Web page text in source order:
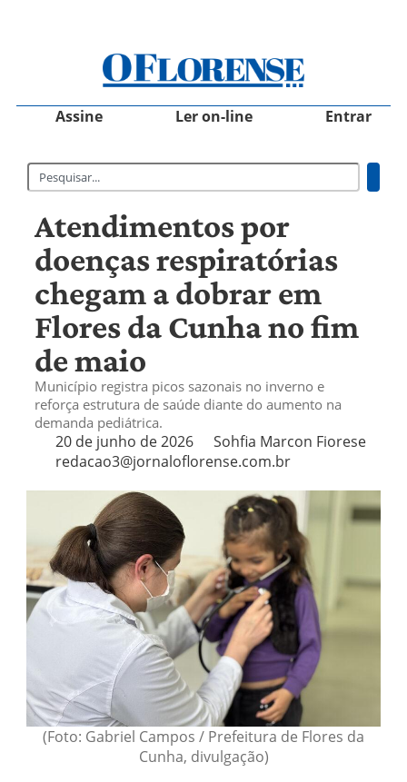
Assine Ler on-line Entrar
Atendimentos por
doenças respiratórias
chegam a dobrar em
Flores da Cunha no fim
de maio
Município registra picos sazonais no inverno e
reforça estrutura de saúde diante do aumento na
demanda pediátrica.
20 de junho de 2026
Sohfia Marcon Fiorese
redacao3@jornaloflorense.com.br
(Foto: Gabriel Campos / Prefeitura de Flores da
Cunha, divulgação)